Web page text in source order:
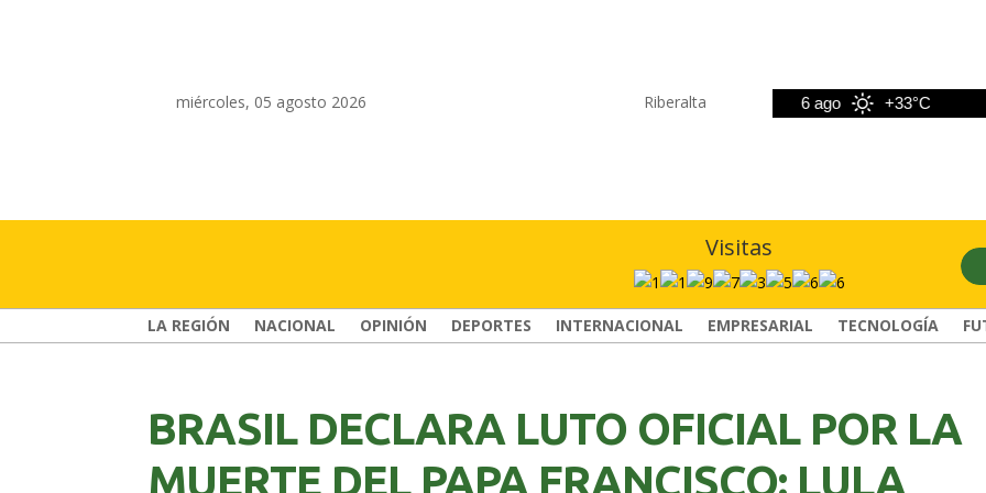
miércoles, 05 agosto 2026 Riberalta
+32°C 6 ago +33°C
Visitas
LA REGIÓN NACIONAL OPINIÓN DEPORTES INTERNACIONAL EMPRESARIAL TECNOLOGÍA
BRASIL DECLARA LUTO OFICIAL POR LA
MUERTE DEL PAPA FRANCISCO: LULA